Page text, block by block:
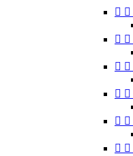
 
 
 
 
 
 